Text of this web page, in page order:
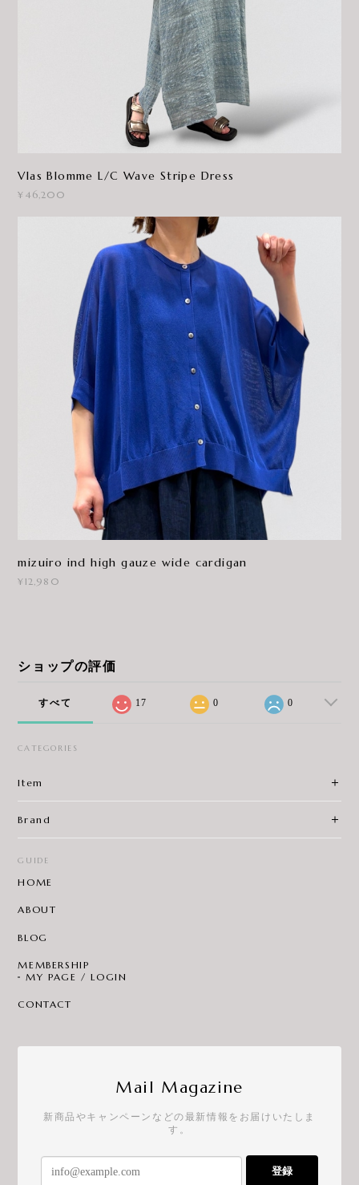
Vlas Blomme L/C Wave Stripe Dress
¥46,200
mizuiro ind high gauze wide cardigan
¥12,980
ショップの評価
すべて 17 0 0
CATEGORIES
Item
Brand
GUIDE
HOME
ABOUT
BLOG
MEMBERSHIP
MY PAGE / LOGIN
CONTACT
Mail Magazine
新商品やキャンペーンなどの最新情報をお届けいたしま
す。
登録